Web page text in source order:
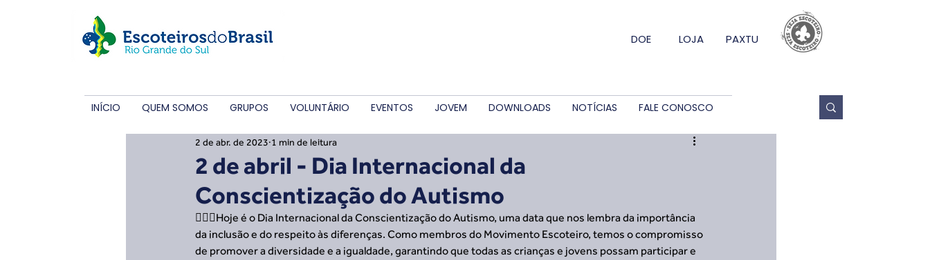
DOE LOJA PAXTU
INÍCIO QUEM SOMOS GRUPOS VOLUNTÁRIO EVENTOS JOVEM DOWNLOADS NOTÍCIAS FALE CONOSCO
2 de abril - Dia Internacional da
Conscientização do Autismo
2 de abr. de 2023 1 min de leitura
🙋🏼‍♂️Hoje é o Dia Internacional da Conscientização do Autismo, uma data que nos lembra da importância
da inclusão e do respeito às diferenças. Como membros do Movimento Escoteiro, temos o compromisso
de promover a diversidade e a igualdade, garantindo que todas as crianças e jovens possam participar e